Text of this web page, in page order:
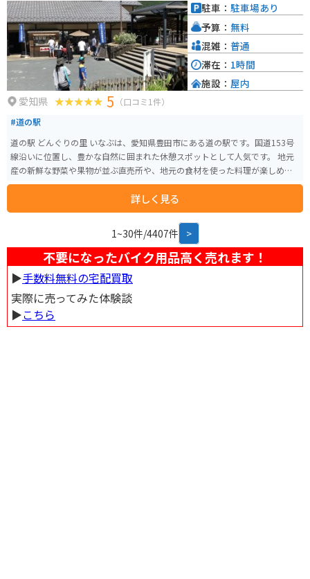
愛知県 5 （口コミ1件）
#道の駅
道の駅 どんぐりの里 いなぶは、愛知県豊田市にある道の駅です。国道153号
線沿いに位置し、豊かな自然に囲まれた休憩スポットとして人気です。 地元
産の新鮮な野菜や果物が並ぶ直売所や、地元の食材を使った料理が楽しめる
レストランがあります。特に、五平餅や山菜を使った料理がおすすめです。周
辺には、香嵐渓や三河湖など、自然豊かな観光スポットも点在しており、ツ
ーリングの拠点としても最適です。バイクラックは併設されていませんが、
道の駅前に広い駐車スペースがあるので安心してバイクを停めることができ
す。ドライブやツーリングの休憩に、ぜひ立ち寄ってみてください。
詳しく見る
駐車： 駐車場あり
予算： 無料
混雑： 普通
滞在： 1時間
施設： 屋内
1~30件/4407件 >
不要になったバイク用品高く売れます！
▶︎手数料無料の宅配買取
実際に売ってみた体験談
▶︎こちら